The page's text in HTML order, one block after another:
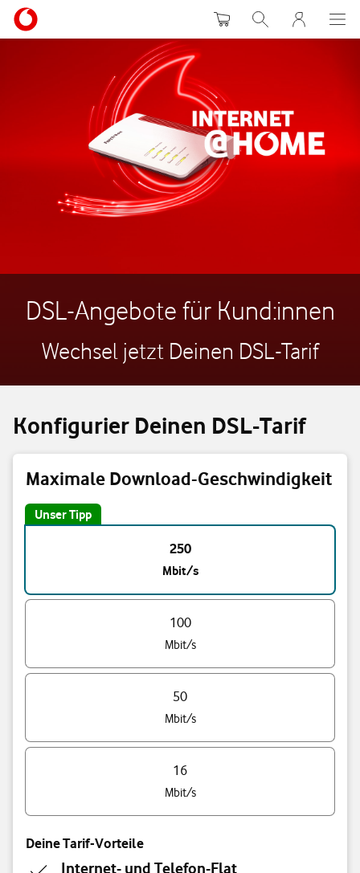
WarenkorbSuche MeinVodafone
DSL-Angebote für Kund:innen
Wechsel jetzt Deinen DSL-Tarif
Konfigurier Deinen DSL-Tarif
Maximale Download-Geschwindigkeit
Unser Tipp
250
Mbit/s
100
Mbit/s
50
Mbit/s
16
Mbit/s
Deine Tarif-Vorteile
Internet- und Telefon-Flat